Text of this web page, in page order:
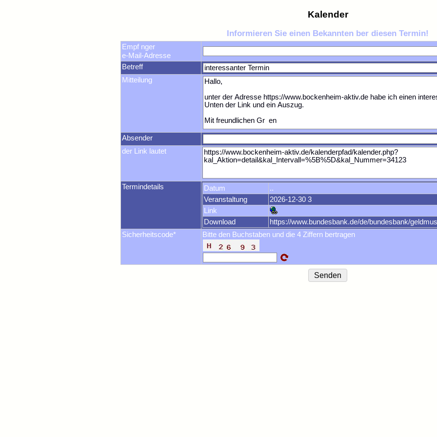
Kalender
Informieren Sie einen Bekannten ber diesen Termin!
Empf nger
e-Mail-Adresse
Betreff
Mitteilung
Absender
der Link lautet
Termindetails Datum
..
Veranstaltung
2026-12-30 3
Link
Download
https://www.bundesbank.de/de/bundesbank/
Sicherheitscode*
Bitte den Buchstaben und die 4 Ziffern bertragen